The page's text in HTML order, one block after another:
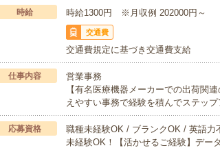
時給 時給1300円 ※月収例 202000円～
交通費
交通費規定に基づき交通費支給
仕事内容
営業事務
【有名医療機器メーカーでの出荷関
えやすい事務で経験を積んでステッ
応募資格
職種未経験OK / ブランクOK / 英語力
未経験OK！【活かせるご経験】デー